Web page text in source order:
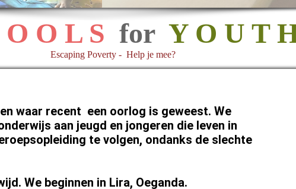
O L S for Y O U T
Escaping Poverty - Help je mee?
waar recent een oorlog is geweest. We
aan jeugd en jongeren die leven in
te volgen, ondanks de slechte
We beginnen in Lira, Oeganda.